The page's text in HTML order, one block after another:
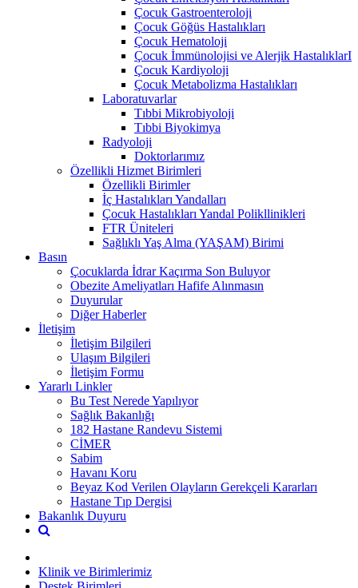
Çocuk Gastroenteroloji
Çocuk Göğüs Hastalıkları
Çocuk Hematoloji
Çocuk İmmünolojisi ve Alerjik HastalıklarI
Çocuk Kardiyoloji
Çocuk Metabolizma Hastalıkları
Laboratuvarlar
Tıbbi Mikrobiyoloji
Tıbbi Biyokimya
Radyoloji
Doktorlarımız
Özellikli Hizmet Birimleri
Özellikli Birimler
İç Hastalıkları Yandalları
Çocuk Hastalıkları Yandal Polikllinikleri
FTR Üniteleri
Sağlıklı Yaş Alma (YAŞAM) Birimi
Basın
Çocuklarda İdrar Kaçırma Son Buluyor
Obezite Ameliyatları Hafife Alınmasın
Duyurular
Diğer Haberler
İletişim
İletişim Bilgileri
Ulaşım Bilgileri
İletişim Formu
Yararlı Linkler
Bu Test Nerede Yapılıyor
Sağlık Bakanlığı
182 Hastane Randevu Sistemi
CİMER
Sabim
Havanı Koru
Beyaz Kod Verilen Olayların Gerekçeli Kararları
Hastane Tıp Dergisi
Bakanlık Duyuru
Klinik ve Birimlerimiz